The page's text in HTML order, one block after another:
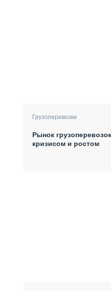
Грузоперевозки
Рынок
кризисом и ростом